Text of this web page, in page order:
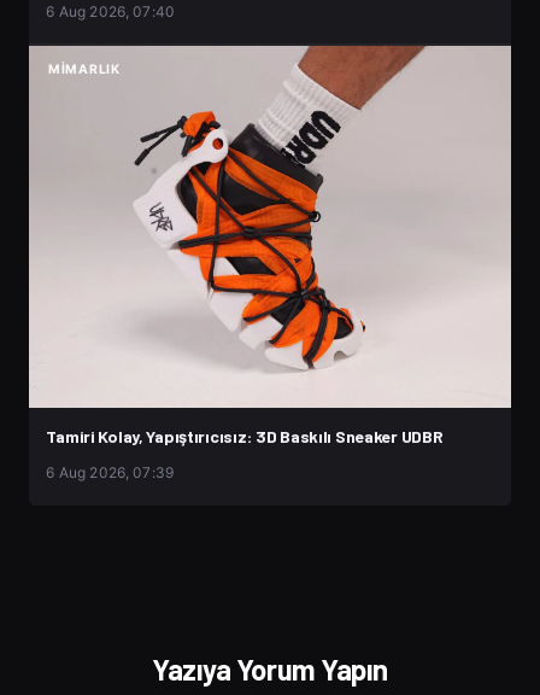
6 Aug 2026, 07:40
MIMARLIK
Tamiri Kolay, Yapıştırıcısız: 3D Baskılı Sneaker UDBR
6 Aug 2026, 07:39
Yazıya Yorum Yapın